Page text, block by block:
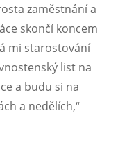
zaměstnání a
skončí koncem
mi starostování
list na
a budu si na
a nedělích,“